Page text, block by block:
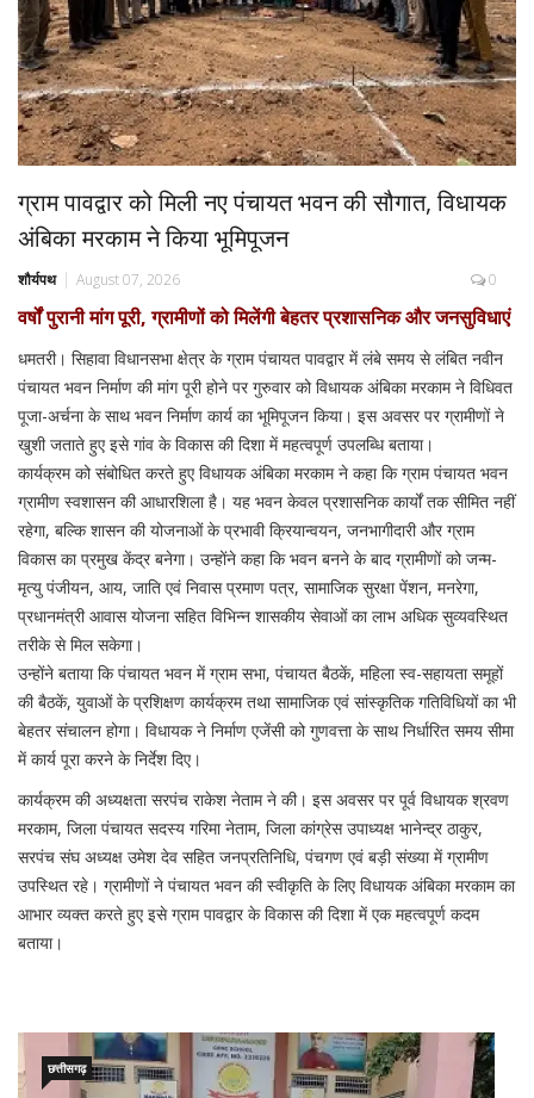
ग्राम पावद्वार को मिली नए पंचायत भवन की सौगात, विधायक
अंबिका मरकाम ने किया भूमिपूजन
शौर्यपथ August 07, 2026 0
वर्षों पुरानी मांग पूरी, ग्रामीणों को मिलेंगी बेहतर प्रशासनिक और जनसुविधाएं
धमतरी। सिहावा विधानसभा क्षेत्र के ग्राम पंचायत पावद्वार में लंबे समय से लंबित नवीन
पंचायत भवन निर्माण की मांग पूरी होने पर गुरुवार को विधायक अंबिका मरकाम ने विधिवत
पूजा-अर्चना के साथ भवन निर्माण कार्य का भूमिपूजन किया। इस अवसर पर ग्रामीणों ने
खुशी जताते हुए इसे गांव के विकास की दिशा में महत्वपूर्ण उपलब्धि बताया।
कार्यक्रम को संबोधित करते हुए विधायक अंबिका मरकाम ने कहा कि ग्राम पंचायत भवन
ग्रामीण स्वशासन की आधारशिला है। यह भवन केवल प्रशासनिक कार्यों तक सीमित नहीं
रहेगा, बल्कि शासन की योजनाओं के प्रभावी क्रियान्वयन, जनभागीदारी और ग्राम
विकास का प्रमुख केंद्र बनेगा। उन्होंने कहा कि भवन बनने के बाद ग्रामीणों को जन्म-
मृत्यु पंजीयन, आय, जाति एवं निवास प्रमाण पत्र, सामाजिक सुरक्षा पेंशन, मनरेगा,
प्रधानमंत्री आवास योजना सहित विभिन्न शासकीय सेवाओं का लाभ अधिक सुव्यवस्थित
तरीके से मिल सकेगा।
उन्होंने बताया कि पंचायत भवन में ग्राम सभा, पंचायत बैठकें, महिला स्व-सहायता समूहों
की बैठकें, युवाओं के प्रशिक्षण कार्यक्रम तथा सामाजिक एवं सांस्कृतिक गतिविधियों का भी
बेहतर संचालन होगा। विधायक ने निर्माण एजेंसी को गुणवत्ता के साथ निर्धारित समय सीमा
में कार्य पूरा करने के निर्देश दिए।
कार्यक्रम की अध्यक्षता सरपंच राकेश नेताम ने की। इस अवसर पर पूर्व विधायक श्रवण
मरकाम, जिला पंचायत सदस्य गरिमा नेताम, जिला कांग्रेस उपाध्यक्ष भानेन्द्र ठाकुर,
सरपंच संघ अध्यक्ष उमेश देव सहित जनप्रतिनिधि, पंचगण एवं बड़ी संख्या में ग्रामीण
उपस्थित रहे। ग्रामीणों ने पंचायत भवन की स्वीकृति के लिए विधायक अंबिका मरकाम का
आभार व्यक्त करते हुए इसे ग्राम पावद्वार के विकास की दिशा में एक महत्वपूर्ण कदम
बताया।
छत्तीसगढ़